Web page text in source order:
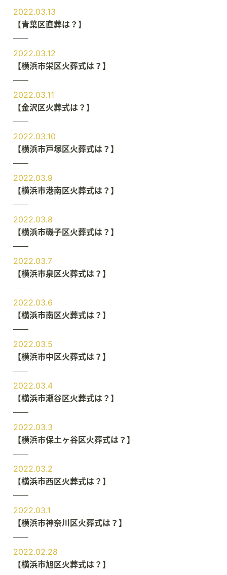
2022.03.13
【青葉区直葬は？】
2022.03.12
【横浜市栄区火葬式は？】
2022.03.11
【金沢区火葬式は？】
2022.03.10
【横浜市戸塚区火葬式は？】
2022.03.9
【横浜市港南区火葬式は？】
2022.03.8
【横浜市磯子区火葬式は？】
2022.03.7
【横浜市泉区火葬式は？】
2022.03.6
【横浜市南区火葬式は？】
2022.03.5
【横浜市中区火葬式は？】
2022.03.4
【横浜市瀬谷区火葬式は？】
2022.03.3
【横浜市保土ヶ谷区火葬式は？】
2022.03.2
【横浜市西区火葬式は？】
2022.03.1
【横浜市神奈川区火葬式は？】
2022.02.28
【横浜市旭区火葬式は？】